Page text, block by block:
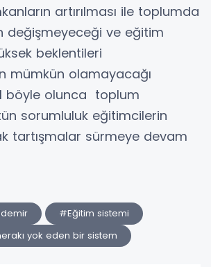
artırılması ile toplumda
değişmeyeceği ve eğitim
beklentileri
mümkün olamayacağı
böyle olunca toplum
sorumluluk eğitimcilerin
tartışmalar sürmeye devam
#Eğitim sistemi
yok eden bir sistem